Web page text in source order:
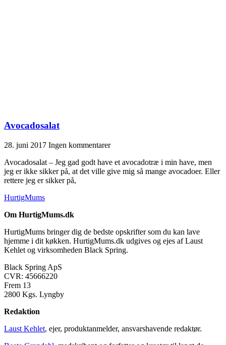
Avocadosalat
28. juni 2017 Ingen kommentarer
Avocadosalat – Jeg gad godt have et avocadotræ i min have, men
jeg er ikke sikker på, at det ville give mig så mange avocadoer. Eller
rettere jeg er sikker på,
HurtigMums
Om HurtigMums.dk
HurtigMums bringer dig de bedste opskrifter som du kan lave
hjemme i dit køkken. HurtigMums.dk udgives og ejes af Laust
Kehlet og virksomheden Black Spring.
Black Spring ApS
CVR: 45666220
Frem 13
2800 Kgs. Lyngby
Redaktion
Laust Kehlet, ejer, produktanmelder, ansvarshavende redaktør.